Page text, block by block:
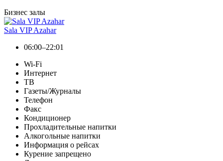
Бизнес залы
Sala VIP Azahar
06:00–22:01
Wi-Fi
Интернет
ТВ
Газеты/Журналы
Телефон
Факс
Кондиционер
Прохладительные напитки
Алкогольные напитки
Информация о рейсах
Курение запрещено